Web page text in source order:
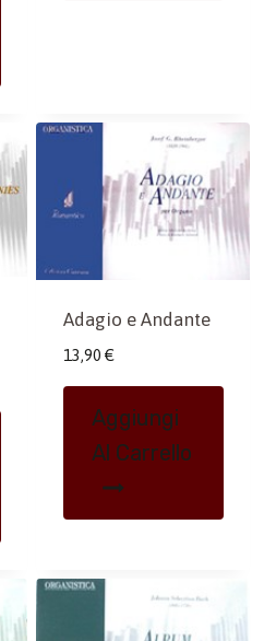
Adagio e Andante
13,90 €
Aggiungi
Al Carrello